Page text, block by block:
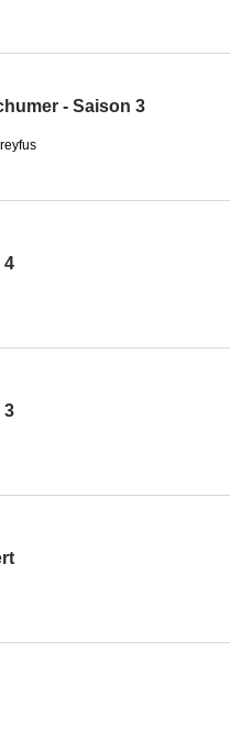
- Saison 3
4
3